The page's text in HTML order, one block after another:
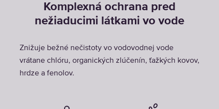
Komplexná ochrana pred
nežiaducimi látkami vo vode
Znižuje bežné nečistoty vo vodovodnej vode
vrátane chlóru, organických zlúčenín, ťažkých kovov,
hrdze a fenolov.